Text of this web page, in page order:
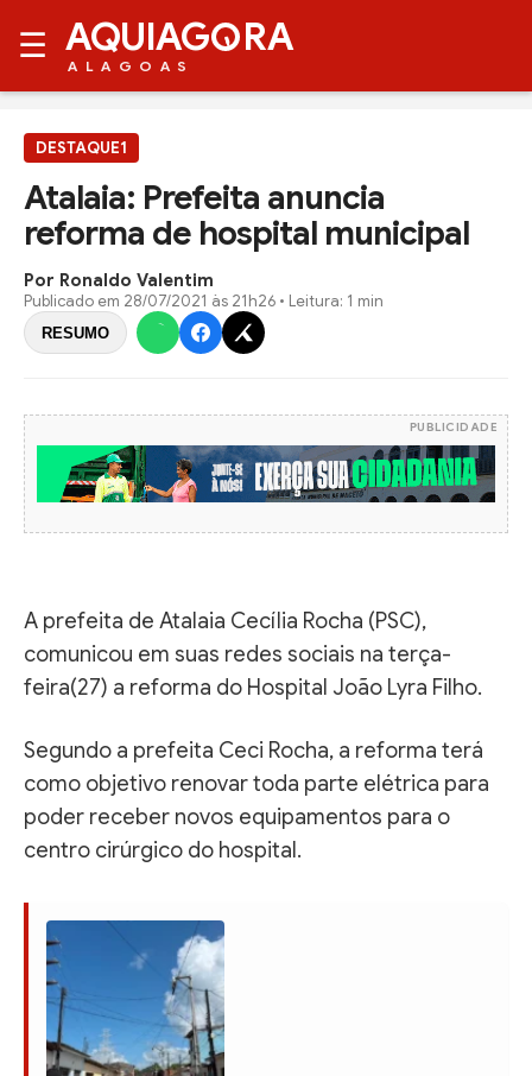
☰ AQUIAG RA
ALAGOAS
DESTAQUE1
Atalaia: Prefeita anuncia
reforma de hospital municipal
Por Ronaldo Valentim
Publicado em 28/07/2021 às 21h26 • Leitura: 1 min
RESUMO
PUBLICIDADE
A prefeita de Atalaia Cecília Rocha (PSC),
comunicou em suas redes sociais na terça-
feira(27) a reforma do Hospital João Lyra Filho.
Segundo a prefeita Ceci Rocha, a reforma terá
como objetivo renovar toda parte elétrica para
poder receber novos equipamentos para o
centro cirúrgico do hospital.